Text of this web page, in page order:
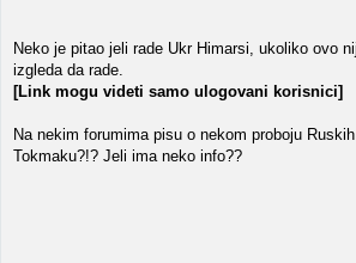
Neko je pitao jeli rade Ukr Himarsi, ukoliko ovo
izgleda da rade.
[Link mogu videti samo ulogovani korisnici]
Na nekim forumima pisu o nekom proboju
Tokmaku?!? Jeli ima neko info??